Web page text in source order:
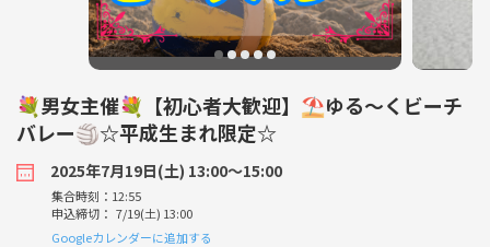
💐男女主催💐【初心者大歓迎】⛱️ゆる〜くビーチ
バレー🏐☆平成生まれ限定☆
2025年7月19日(土) 13:00〜15:00
集合時刻：12:55
申込締切： 7/19(土) 13:00
Googleカレンダーに追加する